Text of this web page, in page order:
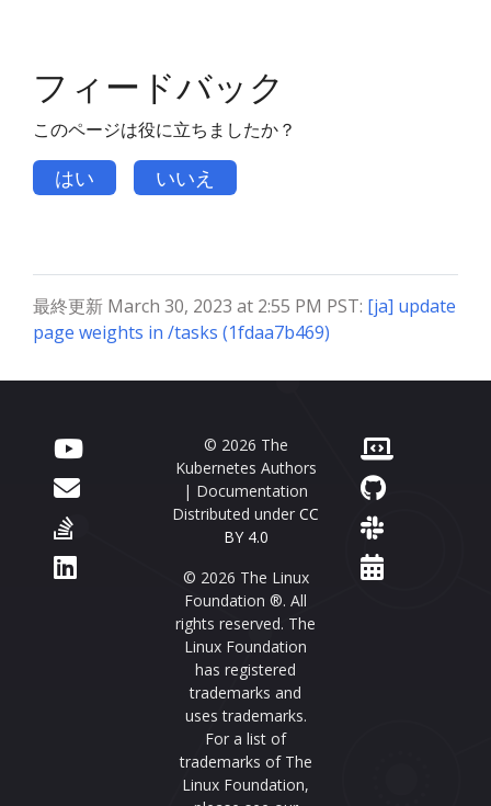
フィードバック
このページは役に立ちましたか？
はい いいえ
最終更新 March 30, 2023 at 2:55 PM PST: [ja] update
page weights in /tasks (1fdaa7b469)
© 2026 The
Kubernetes Authors
| Documentation
Distributed under CC
BY 4.0
© 2026 The Linux
Foundation ®. All
rights reserved. The
Linux Foundation
has registered
trademarks and
uses trademarks.
For a list of
trademarks of The
Linux Foundation,